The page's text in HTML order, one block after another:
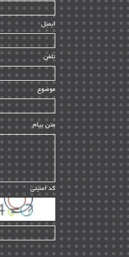
HSE | ۳۹
ساخت و نصب | ۱۲
راه اندازی | ۹
سازندگان و تامین کنندگان
تامین مالی و سرمایه گذاری
ماشین آلات
مدیریت پروژه
مدیریت دانش
مدیریت سازمانی و عمومی | ۲
تأمین کالا | ۱۳
EPC | ۲۰
پیمانکاران بین المللی | ۸
اطلاعات انرژی کشورها | ۱۴
پروژه های خارجی | ۱۵
ایمیل
تلفن
موضوع
متن پیام
کد امنیتی